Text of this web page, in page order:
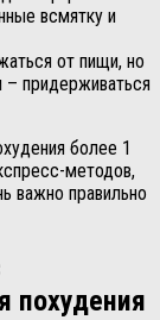
всмятку и
от пищи, но
придерживаться
более 1
методов,
важно правильно
похудения